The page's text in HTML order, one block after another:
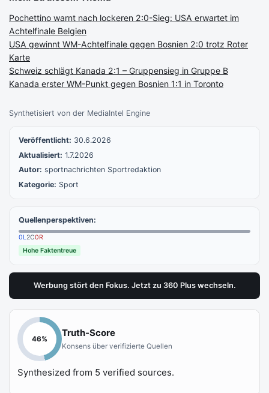
Synthetisiert von der MediaIntel Engine
Veröffentlicht: 30.6.2026
Aktualisiert: 1.7.2026
Autor: sportnachrichten Sportredaktion
Kategorie: Sport
Quellenperspektiven:
0L2C0R
Hohe Faktentreue
Werbung stört den Fokus. Jetzt zu 360 Plus wechseln.
Pochettino warnt nach lockeren 2:0-Sieg: USA erwartet im
Achtelfinale Belgien
USA gewinnt WM-Achtelfinale gegen Bosnien 2:0 trotz Roter
Karte
Schweiz schlägt Kanada 2:1 – Gruppensieg in Gruppe B
Kanada erster WM-Punkt gegen Bosnien 1:1 in Toronto
46%
Truth-Score
Konsens über verifizierte Quellen
Synthesized from 5 verified sources.